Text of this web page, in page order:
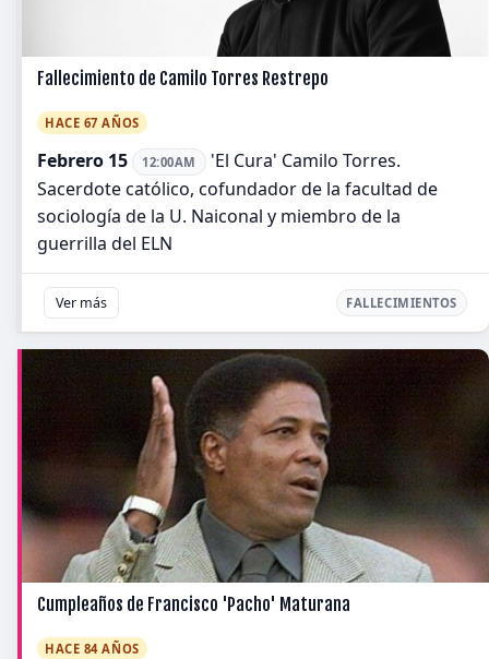
Fallecimiento de Camilo Torres Restrepo
HACE 67 AÑOS
Febrero 15 12:00AM
'El Cura' Camilo Torres.
Sacerdote católico, cofundador de la facultad de
sociología de la U. Naiconal y miembro de la
guerrilla del ELN
Ver más FALLECIMIENTOS
Cumpleaños de Francisco 'Pacho' Maturana
HACE 84 AÑOS